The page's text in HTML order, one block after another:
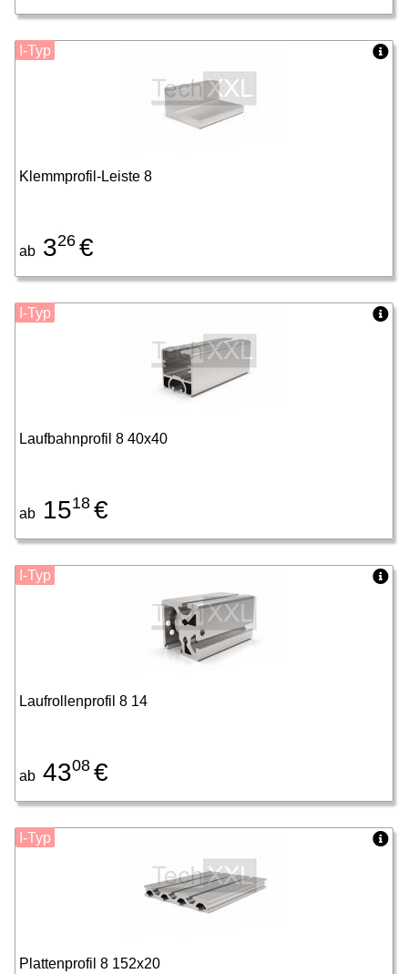
Klemmprofil-Leiste 8
ab 326 €
I-Typ
Laufbahnprofil 8 40x40
ab 1518 €
I-Typ
Laufrollenprofil 8 14
ab 4308 €
I-Typ
Plattenprofil 8 152x20
I-Typ